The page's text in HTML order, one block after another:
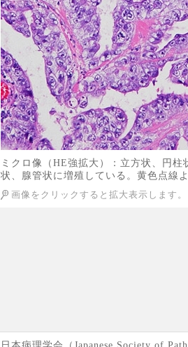
ミクロ像（HE強拡大）：立方状、円
状、腺管状に増殖している。黄色点線
画像をクリックすると拡大表示します。